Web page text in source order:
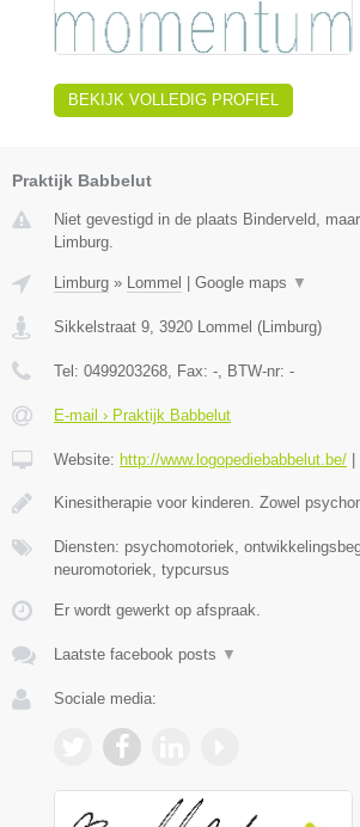
BEKIJK VOLLEDIG PROFIEL
Praktijk Babbelut
Niet gevestigd in de plaats Binderveld,
Limburg.
Limburg » Lommel | Google maps ▼
Sikkelstraat 9 3920 Lommel (Limburg)
Tel: 0499203268 , Fax: - , BTW-nr: -
E-mail › Praktijk Babbelut
Website: http://www.logopediebabbelut.be/ |
Kinesitherapie voor kinderen. Zowel
Diensten: psychomotoriek,
neuromotoriek, typcursus
Er wordt gewerkt op afspraak.
Laatste facebook posts ▼
Sociale media: